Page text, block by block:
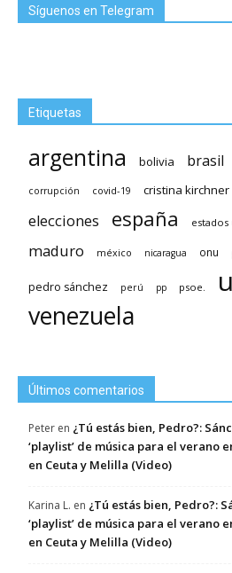
Síguenos en Telegram
Etiquetas
argentina bolivia brasil
corrupción covid-19 cristina kirchner
elecciones españa
maduro méxico nicaragua onu
pedro sánchez perú pp psoe.
venezuela
Últimos comentarios
Peter en ¿Tú estás bien, Pedro?:
‘playlist’ de música para el verano
en Ceuta y Melilla (Video)
Karina L. en ¿Tú estás bien, Pedro?:
‘playlist’ de música para el verano
en Ceuta y Melilla (Video)